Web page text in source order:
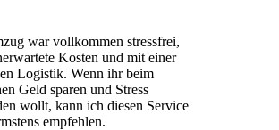
war vollkommen stressfrei,
Kosten und mit einer
Logistik. Wenn ihr beim
Geld sparen und Stress
wollt, kann ich diesen Service
empfehlen.